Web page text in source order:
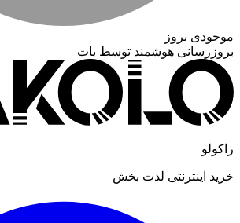
موجودی بروز
بروزرسانی هوشمند توسط بات
راکولو
خرید اینترنتی لذت بخش